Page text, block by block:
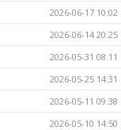
2026-06-17 10:02
2026-06-14 20:25
2026-05-31 08:11
2026-05-25 14:31
2026-05-11 09:38
2026-05-10 14:50